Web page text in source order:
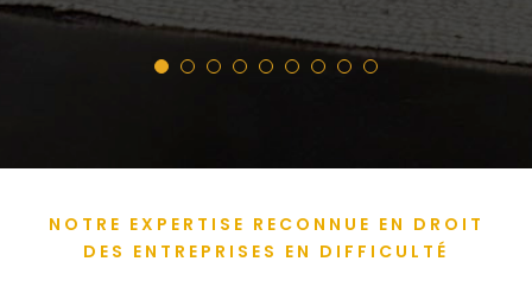
NOTRE EXPERTISE RECONNUE EN DROIT
DES ENTREPRISES EN DIFFICULTÉ